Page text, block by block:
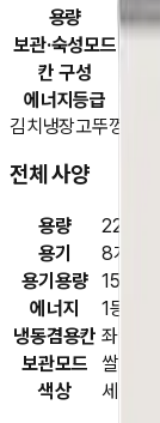
용량
보관·숙성모드
칸 구성
에너지등급
김치냉장고뚜껑형
전체 사양
용량
221L
용기
8개
용기용량 156L
에너지
1등급
냉동겸용칸 좌칸 , 우
보관모드
쌀
색상
세린실버